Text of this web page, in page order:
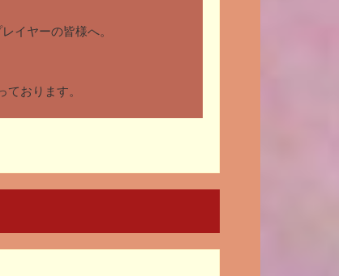
イヤーの皆様へ。
ております。